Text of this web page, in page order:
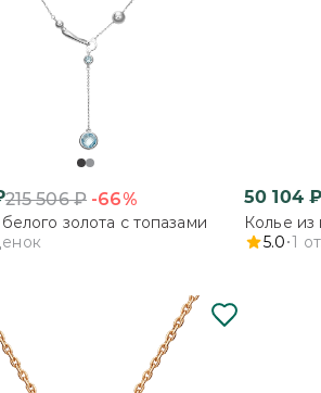
215 506₽ -66%
золота с топазами
50 104
Колье из
5.0 1